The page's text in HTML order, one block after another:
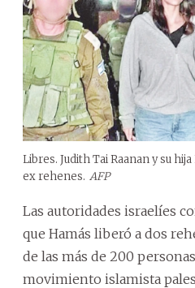
Libres. Judith Tai Raanan y su
ex rehenes. AFP
Las autoridades israelíes
que Hamás liberó a dos
de las más de 200
movimiento islamista